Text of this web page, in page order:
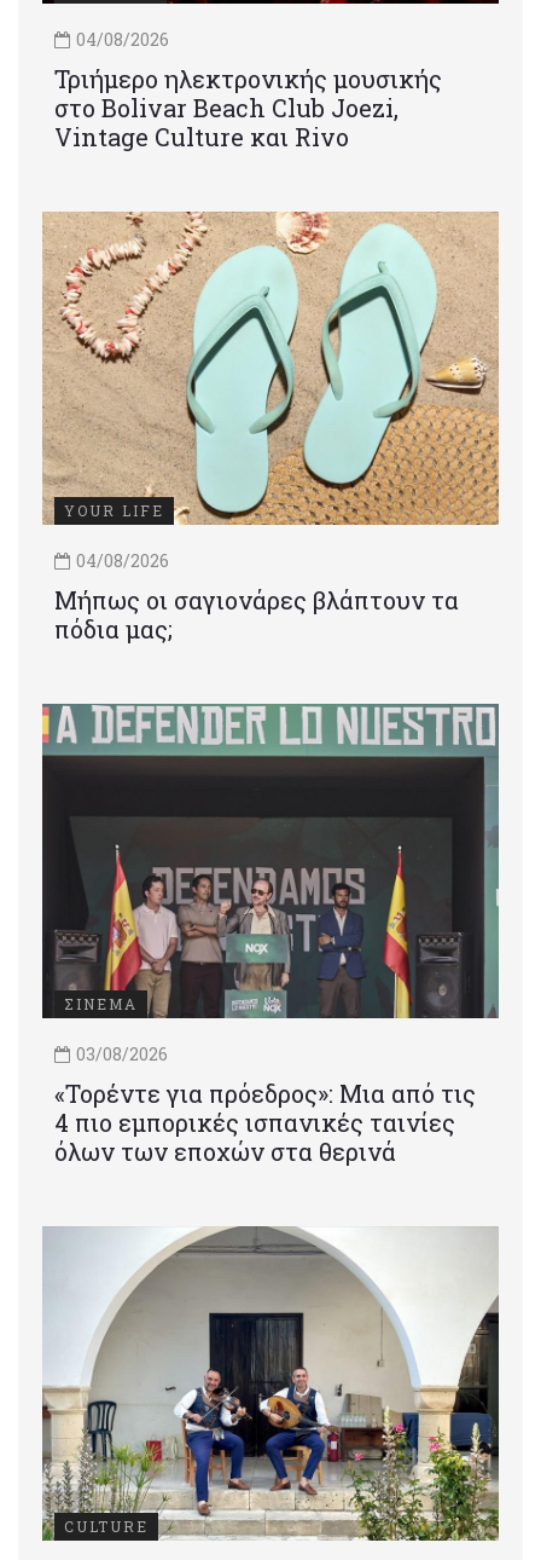
04/08/2026
Τριήμερο ηλεκτρονικής μουσικής
στο Bolivar Beach Club Joezi,
Vintage Culture και Rivo
YOUR LIFE
04/08/2026
Μήπως οι σαγιονάρες βλάπτουν τα
πόδια μας;
ΣΙΝΕΜΑ
03/08/2026
«Τορέντε για πρόεδρος»: Mια από τις
4 πιο εμπορικές ισπανικές ταινίες
όλων των εποχών στα θερινά
CULTURE